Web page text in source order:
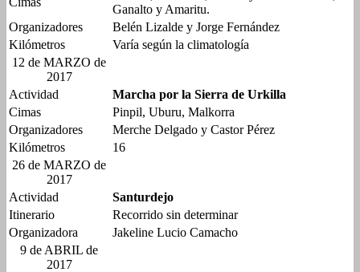
Ganalto y Amaritu.
Organizadores
Belén Lizalde y Jorge Fernández
Kilómetros
Varía según la climatología
12 de MARZO de
2017
Actividad
Marcha por la Sierra de Urkilla
Cimas
Pinpil, Uburu, Malkorra
Organizadores
Merche Delgado y Castor Pérez
Kilómetros
16
26 de MARZO de
2017
Actividad
Santurdejo
Itinerario
Recorrido sin determinar
Organizadora
Jakeline Lucio Camacho
9 de ABRIL de
2017